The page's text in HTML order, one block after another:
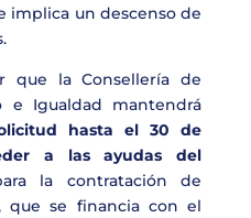
implica un descenso de
que la Consellería de
e Igualdad mantendrá
hasta el 30 de
a las ayudas del
la contratación de
que se financia con el